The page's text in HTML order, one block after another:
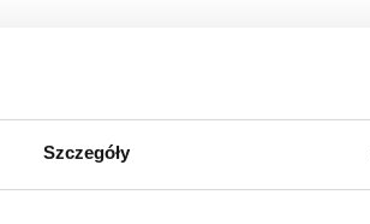
Szczegóły